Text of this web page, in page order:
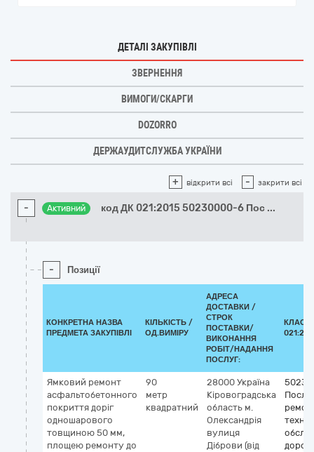
ДЕТАЛІ ЗАКУПІВЛІ
ЗВЕРНЕННЯ
ВИМОГИ/СКАРГИ
DOZORRO
ДЕРЖАУДИТСЛУЖБА УКРАЇНИ
+ відкрити всі - закрити всі
- Активний код ДК 021:2015 50230000-6 Пос ...
- Позиції
КОНКРЕТНА НАЗВА
ПРЕДМЕТА ЗАКУПІВЛІ
КІЛЬКІСТЬ /
ОД.ВИМІРУ
АДРЕСА
ДОСТАВКИ /
СТРОК
ПОСТАВКИ/
ВИКОНАННЯ
РОБІТ/НАДАННЯ
ПОСЛУГ:
Ямковий ремонт
асфальтобетонного
покриття доріг
одношарового
товщиною 50 мм,
площею ремонту до
90
метр
квадратний
28000 Україна
Кіровоградська
область м.
Олександрія
вулиця
Діброви (від